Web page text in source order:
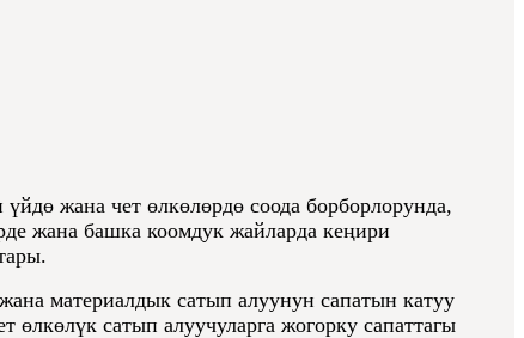
жана чет өлкөлөрдө соода борборлорунда,
жана башка коомдук жайларда кеңири
материалдык сатып алуунун сапатын катуу
сатып алуучуларга жогорку сапаттагы